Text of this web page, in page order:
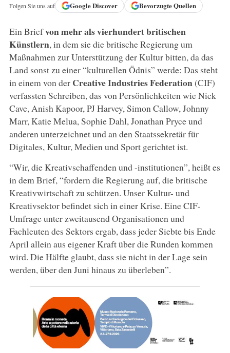
Folgen Sie uns auf GoogleDiscover Bevorzugte Quellen
Ein Briefvon mehr als vierhundert britischen
Künstlern, in dem sie die britische Regierung um
Maßnahmen zur Unterstützung der Kultur bitten, da das
Land sonst zu einer “kulturellen Ödnis” werde: Das steht
in einem von der Creative Industries Federation(CIF)
verfassten Schreiben, das von Persönlichkeiten wie Nick
Cave, Anish Kapoor, PJ Harvey, Simon Callow, Johnny
Marr, Katie Melua, Sophie Dahl, Jonathan Pryce und
anderen unterzeichnet und an den Staatssekretär für
Digitales, Kultur, Medien und Sport gerichtet ist.
“Wir, die Kreativschaffenden und -institutionen”, heißt es
in dem Brief, “fordern die Regierung auf, die britische
Kreativwirtschaft zu schützen. Unser Kultur- und
Kreativsektor befindet sich in einer Krise. Eine CIF-
Umfrage unter zweitausend Organisationen und
Fachleuten des Sektors ergab, dass jeder Siebte bis Ende
April allein aus eigener Kraft über die Runden kommen
wird. Die Hälfte glaubt, dass sie nicht in der Lage sein
werden, über den Juni hinaus zu überleben”.